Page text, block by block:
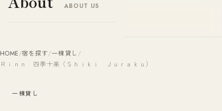
ABOUT US
HOME/宿を探す/一棟貸し /
Ｒｉｎｎ 四季十楽（Ｓｈｉｋｉ Ｊｕｒａｋｕ）
一棟貸し